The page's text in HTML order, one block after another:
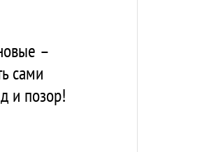
–
сами
и позор!